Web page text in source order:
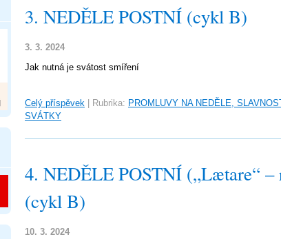
3. NEDĚLE POSTNÍ (cykl B)
3. 3. 2024
Jak nutná je svátost smíření
Celý příspěvek Rubrika: PROMLUVY NA NEDĚLE,
SVÁTKY
4. NEDĚLE POSTNÍ („Lætare“ –
(cykl B)
10. 3. 2024